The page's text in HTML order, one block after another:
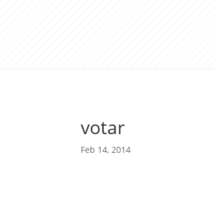
votar
Feb 14, 2014